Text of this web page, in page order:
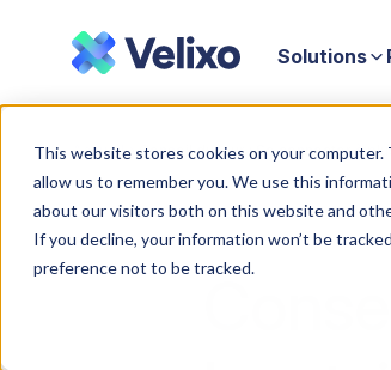
This website stores cookies on your
allow us to remember you. We use this
about our visitors both on this website and
If you decline, your information won’t be
preference not to be tracked.
Solutions
Accueil Conseil du jour : Se connecter à